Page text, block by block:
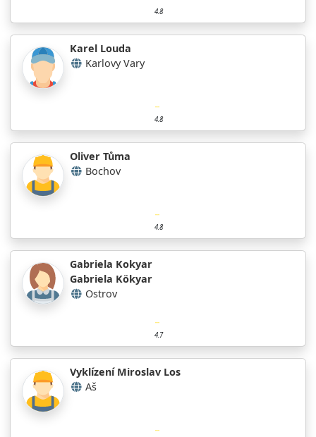
4.8
Karel Louda
Karlovy Vary
4.8
Oliver Tůma
Bochov
4.8
Gabriela Kokyar
Gabriela Kökyar
Ostrov
4.7
Vyklízení Miroslav Los
Aš